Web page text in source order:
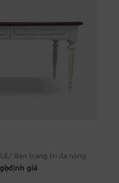
Bàn trang trí đa năng
định giá